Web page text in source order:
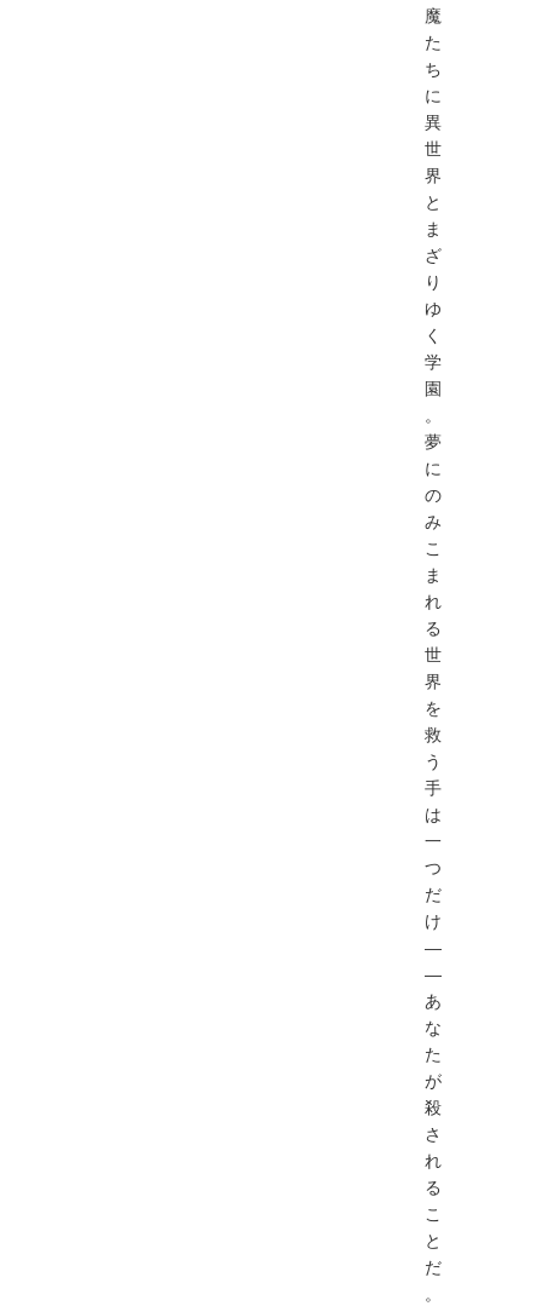
魔
た
ち
に
異
世
界
と
ま
ざ
り
ゆ
く
学
園
。
夢
に
の
み
こ
ま
れ
る
世
界
を
救
う
手
は
一
つ
だ
け
―
―
あ
な
た
が
殺
さ
れ
る
こ
と
だ
。